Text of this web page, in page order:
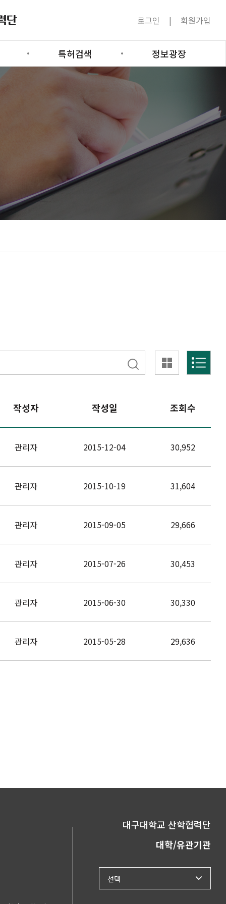
로그인 회원가입
특허검색 정보광장
작성자 작성일 조회수
관리자 2015-12-04 30,952
관리자 2015-10-19 31,604
관리자 2015-09-05 29,666
관리자 2015-07-26 30,453
관리자 2015-06-30 30,330
관리자 2015-05-28 29,636
대구대학교 산학협력단
대학/유관기관